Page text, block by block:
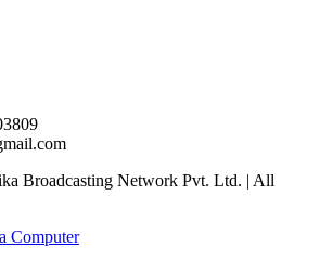
Broadcasting Network Pvt. Ltd. | All
Computer